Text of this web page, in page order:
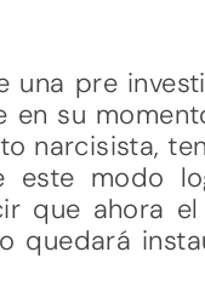
una pre
en su
narcisista,
este modo
que ahora
quedará